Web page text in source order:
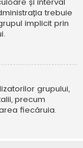
trebuie
implicit prin
grupului,
precum
fiecăruia.